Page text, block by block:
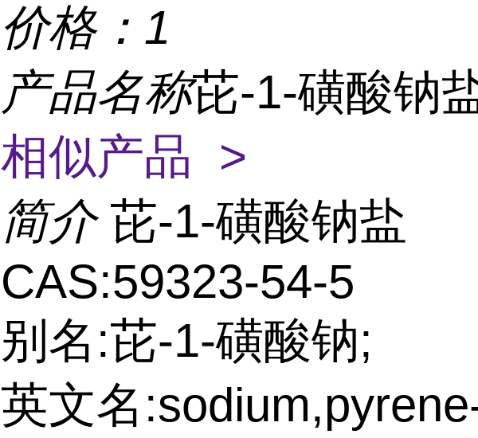
价格： 1
产品名称芘-1-磺酸钠
相似产品 >
简介 芘-1-磺酸钠盐
CAS:59323-54-5
别名:芘-1-磺酸钠;
英文名